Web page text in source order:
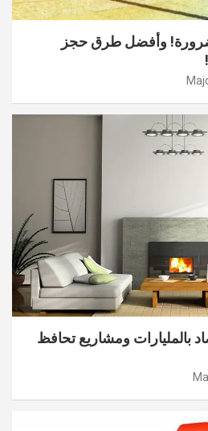
وأفضل طرق حجز
بالمليارات ومشاريع تحافظ